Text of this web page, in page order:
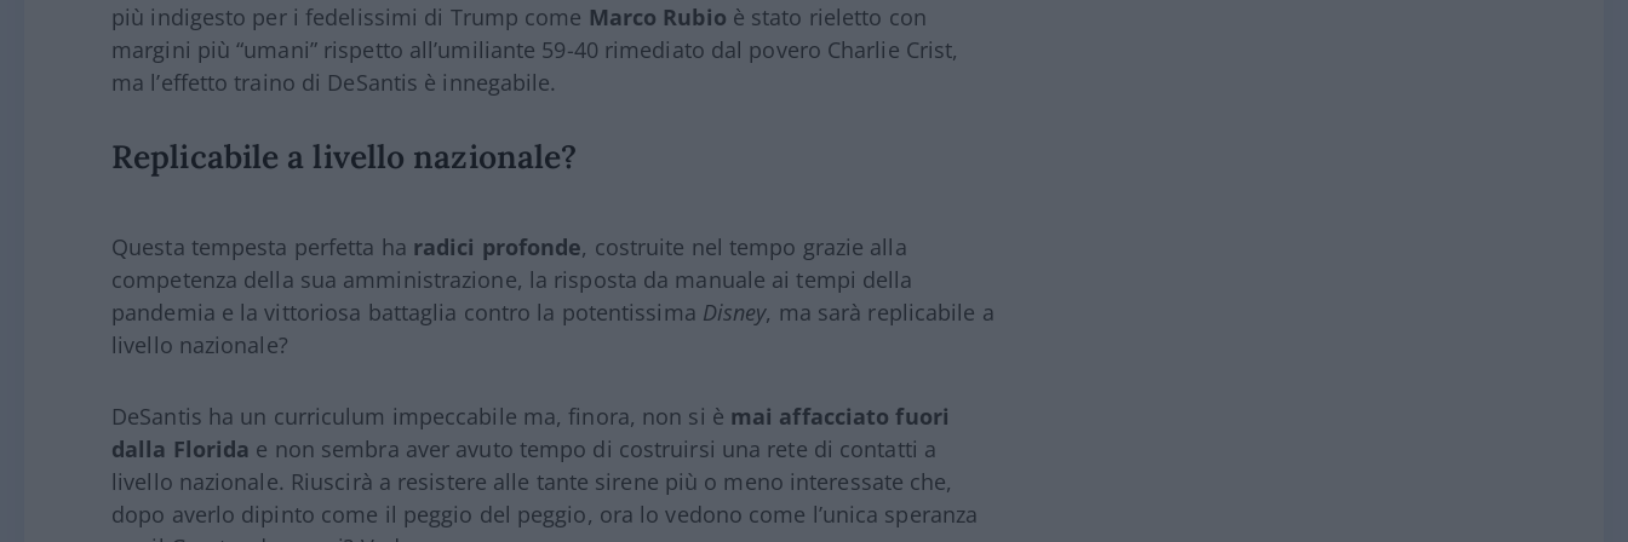
più indigesto per i fedelissimi di Trump come Marco Rubio è stato rieletto con
margini più “umani” rispetto all’umiliante 59-40 rimediato dal povero Charlie Crist,
ma l’effetto traino di DeSantis è innegabile.
Replicabile a livello nazionale?
Questa tempesta perfetta ha radici profonde, costruite nel tempo grazie alla
competenza della sua amministrazione, la risposta da manuale ai tempi della
pandemia e la vittoriosa battaglia contro la potentissima Disney, ma sarà replicabile a
livello nazionale?
DeSantis ha un curriculum impeccabile ma, finora, non si è mai affacciato fuori
dalla Florida e non sembra aver avuto tempo di costruirsi una rete di contatti a
livello nazionale. Riuscirà a resistere alle tante sirene più o meno interessate che,
dopo averlo dipinto come il peggio del peggio, ora lo vedono come l’unica speranza